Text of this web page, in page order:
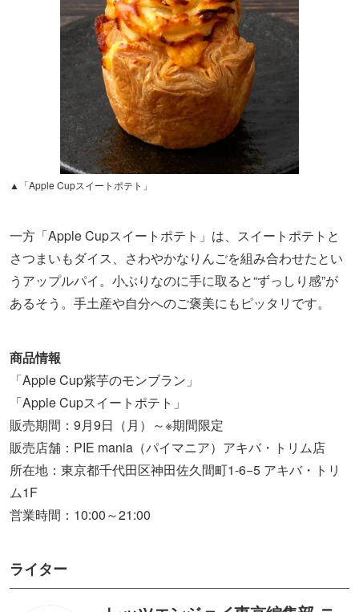
▲「Apple Cupスイートポテト」
一方「Apple Cupスイートポテト」は、スイートポテトと
さつまいもダイス、さわやかなりんごを組み合わせたとい
うアップルパイ。小ぶりなのに手に取ると“ずっしり感”が
あるそう。手土産や自分へのご褒美にもピッタリです。
商品情報
「Apple Cup紫芋のモンブラン」
「Apple Cupスイートポテト」
販売期間：9月9日（月）～※期間限定
販売店舗：PIE mania（パイマニア）アキバ・トリム店
所在地：東京都千代田区神田佐久間町1-6−5 アキバ・トリ
ム1F
営業時間：10:00～21:00
ライター